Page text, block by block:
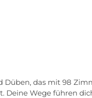
Düben, das mit 98
Deine Wege führen